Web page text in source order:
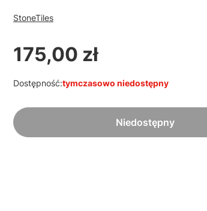
StoneTiles
Cena
175,00 zł
Dostępność:tymczasowo niedostępny
Niedostępny